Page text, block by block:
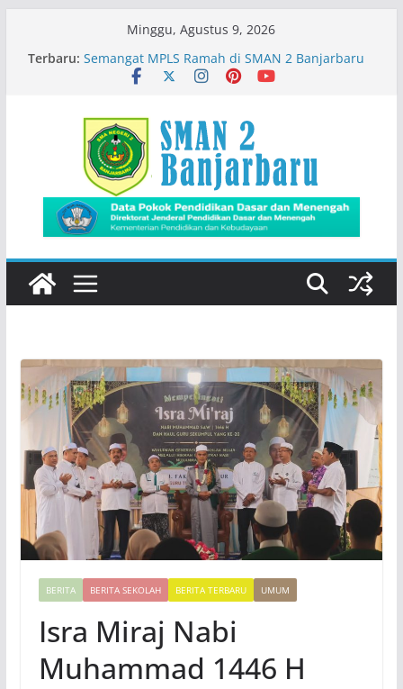
Minggu, Agustus 9, 2026
Terbaru: Semangat MPLS Ramah di SMAN 2 Banjarbaru
Kemeriahan Road Tour DBL 2026
Siswa SMADA Belajar Seru Bareng Dosen Biologi
FMIPA ULM
BERITA BERITA SEKOLAH BERITA TERBARU UMUM
Isra Miraj Nabi
Muhammad 1446 H